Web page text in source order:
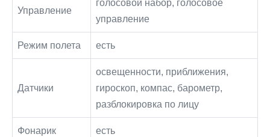
Управление
голосовой набор, голосовое
управление
Режим полета есть
Датчики
освещенности, приближения,
гироскоп, компас, барометр,
разблокировка по лицу
Фонарик есть